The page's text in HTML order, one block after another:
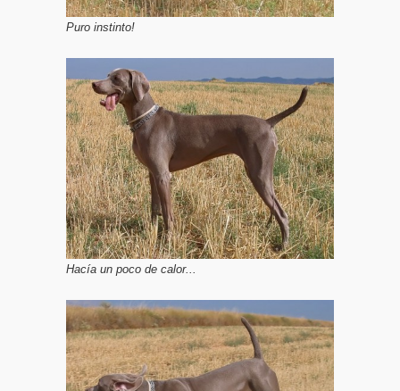
Puro instinto!
Hacía un poco de calor...